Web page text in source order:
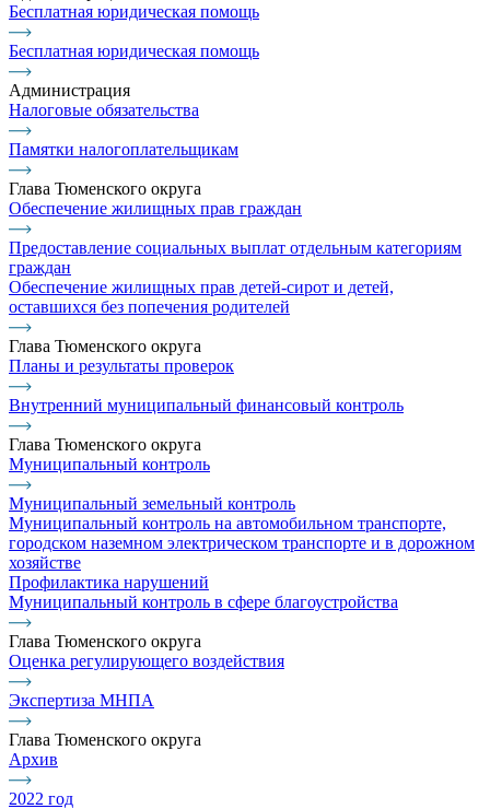
Бесплатная юридическая помощь
Бесплатная юридическая помощь
Администрация
Налоговые обязательства
Памятки налогоплательщикам
Глава Тюменского округа
Обеспечение жилищных прав граждан
Предоставление социальных выплат отдельным категориям
граждан
Обеспечение жилищных прав детей-сирот и детей,
оставшихся без попечения родителей
Глава Тюменского округа
Планы и результаты проверок
Внутренний муниципальный финансовый контроль
Глава Тюменского округа
Муниципальный контроль
Муниципальный земельный контроль
Муниципальный контроль на автомобильном транспорте,
городском наземном электрическом транспорте и в дорожном
хозяйстве
Профилактика нарушений
Муниципальный контроль в сфере благоустройства
Глава Тюменского округа
Оценка регулирующего воздействия
Экспертиза МНПА
Глава Тюменского округа
Архив
2022 год